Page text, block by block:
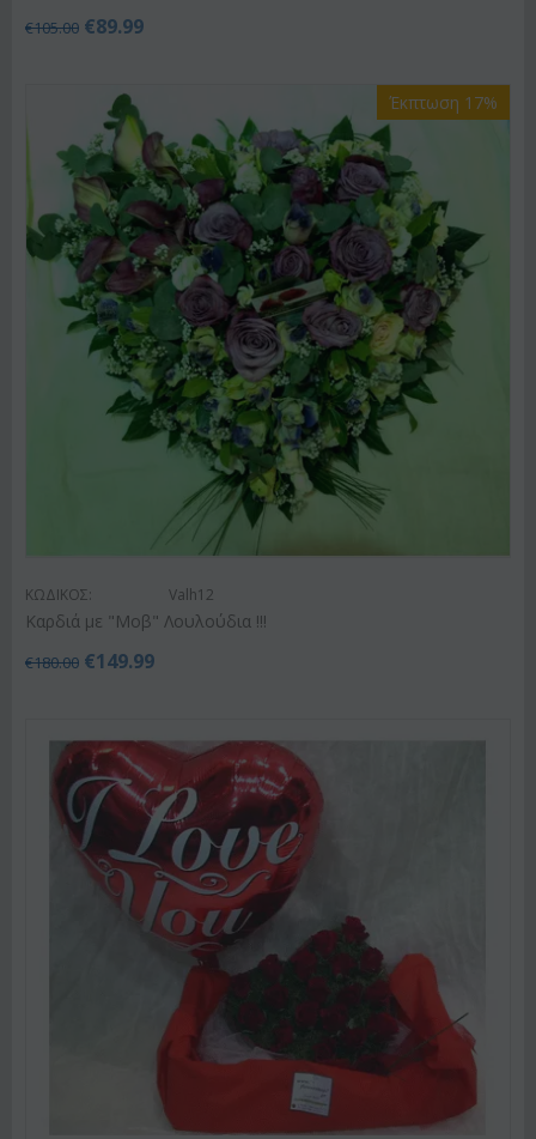
€105.00 €89.99
Έκπτωση 17%
ΚΩΔΙΚΟΣ: Valh12
Καρδιά με "Μοβ" Λουλούδια !!!
€180.00 €149.99